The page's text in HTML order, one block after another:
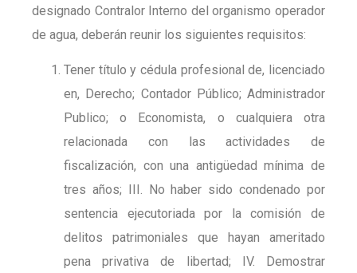
designado Contralor Interno del organismo operador
de agua, deberán reunir los siguientes requisitos:
Tener título y cédula profesional de, licenciado
en, Derecho; Contador Público; Administrador
Publico; o Economista, o cualquiera otra
relacionada con las actividades de
fiscalización, con una antigüedad mínima de
tres años; III. No haber sido condenado por
sentencia ejecutoriada por la comisión de
delitos patrimoniales que hayan ameritado
pena privativa de libertad; IV. Demostrar